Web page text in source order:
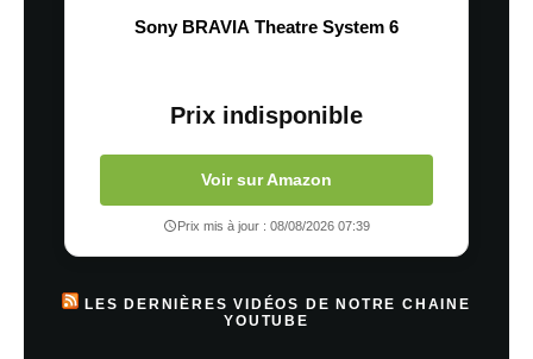
Sony BRAVIA Theatre System 6
Prix indisponible
Voir sur Amazon
Prix mis à jour : 08/08/2026 07:39
LES DERNIÈRES VIDÉOS DE NOTRE CHAINE
YOUTUBE